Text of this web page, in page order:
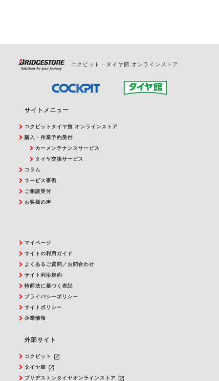
コクピット・タイヤ館 オンラインストア
サイトメニュー
コクピットタイヤ館 オンラインストア
購入・作業予約受付
カーメンテナンスサービス
タイヤ交換サービス
コラム
サービス事例
ご相談受付
お客様の声
マイページ
サイトの利用ガイド
よくあるご質問／お問合わせ
サイト利用規約
特商法に基づく表記
プライバシーポリシー
サイトポリシー
企業情報
外部サイト
コクピット launch
タイヤ館 launch
ブリヂストンタイヤオンラインストア launch